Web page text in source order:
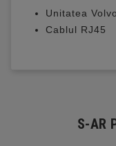
Unitatea
Cablul RJ45
S-AR